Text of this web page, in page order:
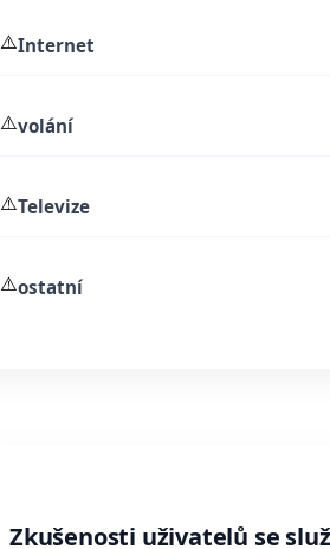
⚠️Internet
⚠️volání
⚠️Televize
⚠️ostatní
Zkušenosti uživatelů se